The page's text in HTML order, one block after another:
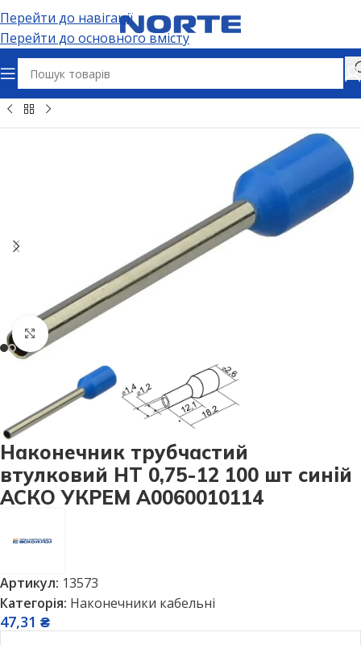
Перейти до навігації
Перейти до основного вмісту
провідникова продукція Наконечники кабельні
Натисніть, щоб збільшити
Наконечник трубчастий
втулковий НТ 0,75-12 100 шт синій
АСКО УКРЕМ A0060010114
Артикул: 13573
Категорія: Наконечники кабельні
47,31 ₴